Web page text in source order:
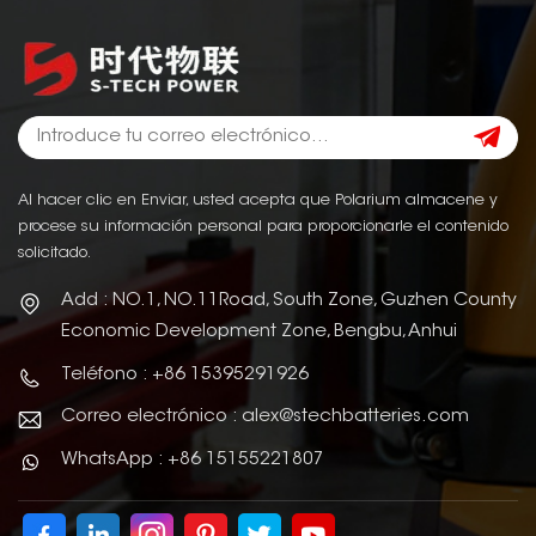
Al hacer clic en Enviar, usted acepta que Polarium almacene y
procese su información personal para proporcionarle el contenido
solicitado.
Add : NO.1, NO.11Road, South Zone, Guzhen County
Economic Development Zone, Bengbu, Anhui
Teléfono : +86 15395291926
Correo electrónico : alex@stechbatteries.com
WhatsApp : +86 15155221807